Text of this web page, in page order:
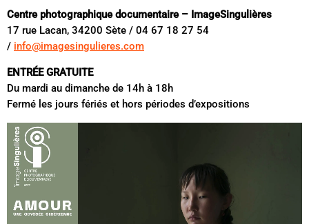
Centre photographique documentaire – ImageSingulières
17 rue Lacan, 34200 Sète / 04 67 18 27 54
/ info@imagesingulieres.com
ENTRÉE GRATUITE
Du mardi au dimanche de 14h à 18h
Fermé les jours fériés et hors périodes d’expositions